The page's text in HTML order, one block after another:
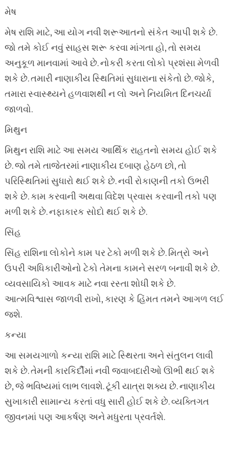
મેષ
મેષ રાશિ માટે, આ યોગ નવી શરૂઆતનો સંકેત આપી શકે છે.
જો તમે કોઈ નવું સાહસ શરૂ કરવા માંગતા હો, તો સમય
અનુકૂળ માનવામાં આવે છે. નોકરી કરતા લોકો પ્રશંસા મેળવી
શકે છે. તમારી નાણાકીય સ્થિતિમાં સુધારાના સંકેતો છે. જોકે,
તમારા સ્વાસ્થ્યને હળવાશથી ન લો અને નિયમિત દિનચર્યા
જાળવો.
મિથુન
મિથુન રાશિ માટે આ સમય આર્થિક રાહતનો સમય હોઈ શકે
છે. જો તમે તાજેતરમાં નાણાકીય દબાણ હેઠળ છો, તો
પરિસ્થિતિમાં સુધારો થઈ શકે છે. નવી રોકાણની તકો ઉભરી
શકે છે. કામ કરવાની અથવા વિદેશ પ્રવાસ કરવાની તકો પણ
મળી શકે છે. નફાકારક સોદો થઈ શકે છે.
સિંહ
સિંહ રાશિના લોકોને કામ પર ટેકો મળી શકે છે. મિત્રો અને
ઉપરી અધિકારીઓનો ટેકો તેમના કામને સરળ બનાવી શકે છે.
વ્યવસાયિકો આવક માટે નવા રસ્તા શોધી શકે છે.
આત્મવિશ્વાસ જાળવી રાખો, કારણ કે હિંમત તમને આગળ લઈ
જશે.
કન્યા
આ સમયગાળો કન્યા રાશિ માટે સ્થિરતા અને સંતુલન લાવી
શકે છે. તેમની કારકિર્દીમાં નવી જવાબદારીઓ ઊભી થઈ શકે
છે, જે ભવિષ્યમાં લાભ લાવશે. ટૂંકી યાત્રા શક્ય છે. નાણાકીય
સુખાકારી સામાન્ય કરતાં વધુ સારી હોઈ શકે છે. વ્યક્તિગત
જીવનમાં પણ આકર્ષણ અને મધુરતા પ્રવર્તશે.